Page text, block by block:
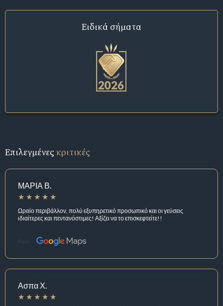
Ειδικά σήματα
Επιλεγμένεςκριτικές
ΜΑΡΙΑ Β.
Ωραίο περιβάλλον, πολύ εξυπηρετικό προσωπικό και οι γεύσεις
ιδιαίτερες και πεντανόστιμες! Αξίζει να το επισκεφτείτε!!
Πηγή:
Ασπα Χ.